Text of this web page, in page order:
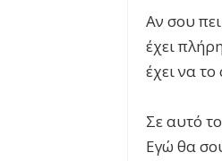
Αν σου
έχει
έχει να
Σε αυτό
Εγώ θα